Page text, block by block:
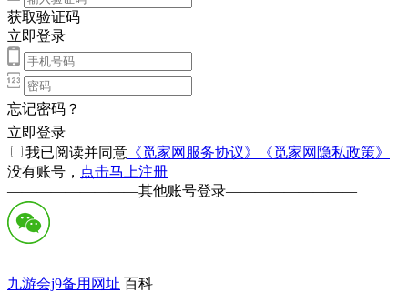
获取验证码
立即登录
忘记密码？
立即登录
我已阅读并同意 《觅家网服务协议》
《觅家网隐私政策》
没有账号， 点击马上注册
—————————其他账号登录—————————
九游会j9备用网址 百科